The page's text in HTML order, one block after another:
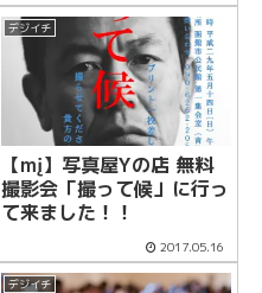
デジイチ
【mį】写真屋Yの店 無料
撮影会「撮って候」に行っ
て来ました！！
2017.05.16
デジイチ